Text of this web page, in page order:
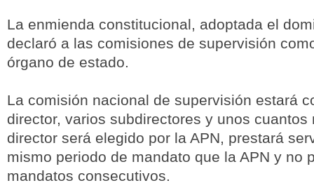
La enmienda constitucional, adoptada el
declaró a las comisiones de supervisión
órgano de estado.
La comisión nacional de supervisión estará
director, varios subdirectores y unos cuantos
director será elegido por la APN, prestará
mismo periodo de mandato que la APN y no
mandatos consecutivos.